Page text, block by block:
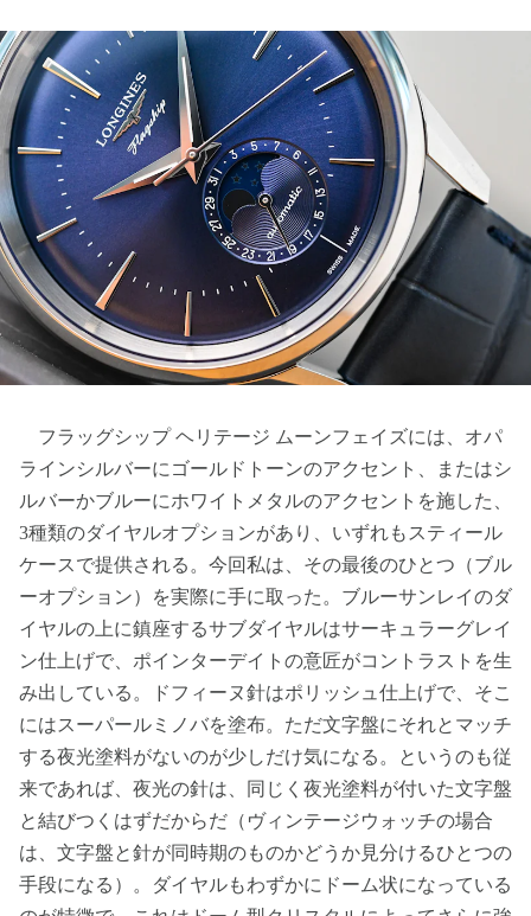
フラッグシップ ヘリテージ ムーンフェイズには、オパ
ラインシルバーにゴールドトーンのアクセント、またはシ
ルバーかブルーにホワイトメタルのアクセントを施した、
3種類のダイヤルオプションがあり、いずれもスティール
ケースで提供される。今回私は、その最後のひとつ（ブル
ーオプション）を実際に手に取った。ブルーサンレイのダ
イヤルの上に鎮座するサブダイヤルはサーキュラーグレイ
ン仕上げで、ポインターデイトの意匠がコントラストを生
み出している。ドフィーヌ針はポリッシュ仕上げで、そこ
にはスーパールミノバを塗布。ただ文字盤にそれとマッチ
する夜光塗料がないのが少しだけ気になる。というのも従
来であれば、夜光の針は、同じく夜光塗料が付いた文字盤
と結びつくはずだからだ（ヴィンテージウォッチの場合
は、文字盤と針が同時期のものかどうか見分けるひとつの
手段になる）。ダイヤルもわずかにドーム状になっている